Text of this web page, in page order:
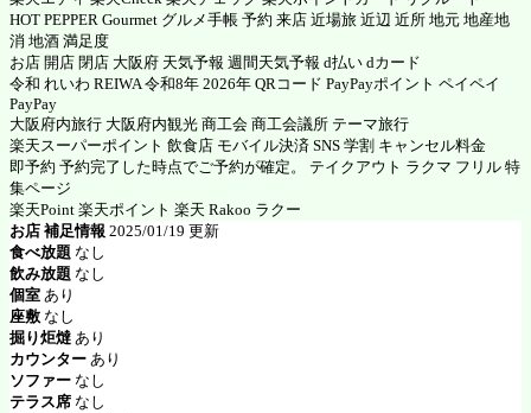
HOT PEPPER Gourmet グルメ手帳 予約 来店 近場旅 近辺 近所 地元 地産地
消 地酒 満足度
お店 開店 閉店 大阪府 天気予報 週間天気予報 d払い dカード
令和 れいわ REIWA 令和8年 2026年 QRコード PayPayポイント ペイペイ
PayPay
大阪府内旅行 大阪府内観光 商工会 商工会議所 テーマ旅行
楽天スーパーポイント 飲食店 モバイル決済 SNS 学割 キャンセル料金
即予約 予約完了した時点でご予約が確定。 テイクアウト ラクマ フリル 特
集ページ
楽天Point 楽天ポイント 楽天 Rakoo ラクー
お店 補足情報 2025/01/19 更新
食べ放題 なし
飲み放題 なし
個室 あり
座敷 なし
掘り炬燵 あり
カウンター あり
ソファー なし
テラス席 なし